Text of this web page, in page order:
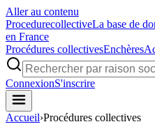
Aller au contenu
ProcedurecollectiveLa base de
en France
Procédures collectivesEnchères
ConnexionS'inscrire
Accueil›Procédures collectives